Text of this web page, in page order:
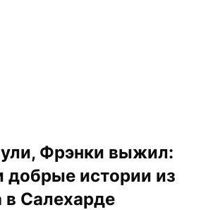
Фрэнки выжил:
добрые истории из
в Салехарде